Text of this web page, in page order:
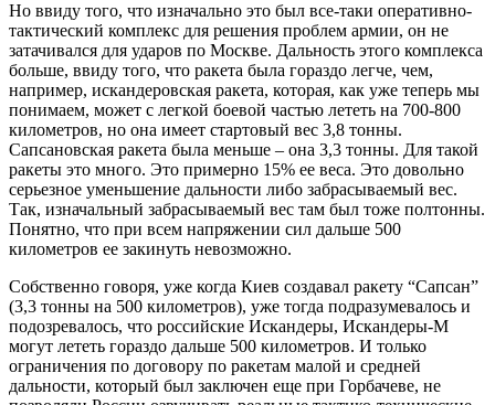
Но ввиду того, что изначально это был все-таки оперативно-
тактический комплекс для решения проблем армии, он не
затачивался для ударов по Москве. Дальность этого комплекса
больше, ввиду того, что ракета была гораздо легче, чем,
например, искандеровская ракета, которая, как уже теперь мы
понимаем, может с легкой боевой частью лететь на 700-800
километров, но она имеет стартовый вес 3,8 тонны.
Сапсановская ракета была меньше – она 3,3 тонны. Для такой
ракеты это много. Это примерно 15% ее веса. Это довольно
серьезное уменьшение дальности либо забрасываемый вес.
Так, изначальный забрасываемый вес там был тоже полтонны.
Понятно, что при всем напряжении сил дальше 500
километров ее закинуть невозможно.
Собственно говоря, уже когда Киев создавал ракету “Сапсан”
(3,3 тонны на 500 километров), уже тогда подразумевалось и
подозревалось, что российские Искандеры, Искандеры-М
могут лететь гораздо дальше 500 километров. И только
ограничения по договору по ракетам малой и средней
дальности, который был заключен еще при Горбачеве, не